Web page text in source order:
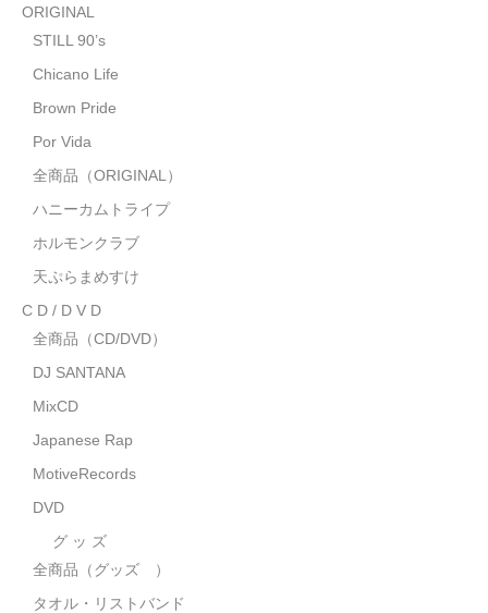
全商品（CD/DVD）
DJ SANTANA
Japanese Rap
MotiveRecords
グ ッ ズ
タオル・リストバンド
トートバッグ
全商品
ORIGINAL
STILL 90’s
Chicano Life
Brown Pride
Por Vida
全商品（ORIGINAL）
ハニーカムトライプ
ホルモンクラブ
天ぷらまめすけ
C D / D V D
全商品（CD/DVD）
DJ SANTANA
MixCD
Japanese Rap
MotiveRecords
DVD
グ ッ ズ
全商品（グッズ ）
タオル・リストバンド